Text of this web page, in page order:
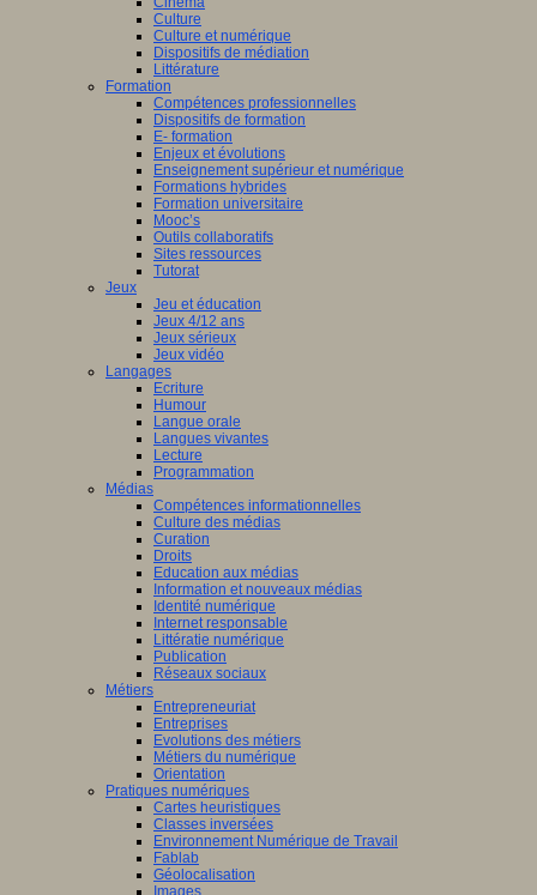
Culture
Culture et numérique
Dispositifs de médiation
Littérature
Formation
Compétences professionnelles
Dispositifs de formation
E- formation
Enjeux et évolutions
Enseignement supérieur et numérique
Formations hybrides
Formation universitaire
Mooc’s
Outils collaboratifs
Sites ressources
Tutorat
Jeux
Jeu et éducation
Jeux 4/12 ans
Jeux sérieux
Jeux vidéo
Langages
Ecriture
Humour
Langue orale
Langues vivantes
Lecture
Programmation
Médias
Compétences informationnelles
Culture des médias
Curation
Droits
Education aux médias
Information et nouveaux médias
Identité numérique
Internet responsable
Littératie numérique
Publication
Réseaux sociaux
Métiers
Entrepreneuriat
Entreprises
Evolutions des métiers
Métiers du numérique
Orientation
Pratiques numériques
Cartes heuristiques
Classes inversées
Environnement Numérique de Travail
Fablab
Géolocalisation
Images